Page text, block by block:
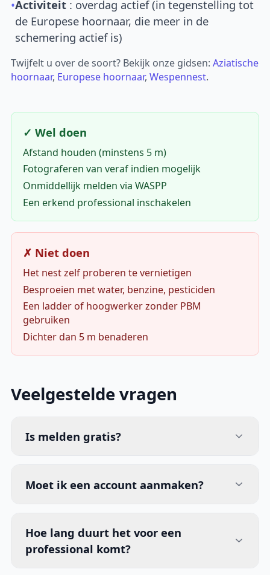
•Activiteit : overdag actief (in tegenstelling tot
de Europese hoornaar, die meer in de
schemering actief is)
Twijfelt u over de soort? Bekijk onze gidsen:Aziatische
hoornaar, Europese hoornaar,Wespennest.
✓ Wel doen
Afstand houden (minstens 5 m)
Fotograferen van veraf indien mogelijk
Onmiddellijk melden via WASPP
Een erkend professional inschakelen
✗ Niet doen
Het nest zelf proberen te vernietigen
Besproeien met water, benzine, pesticiden
Een ladder of hoogwerker zonder PBM
gebruiken
Dichter dan 5 m benaderen
Veelgestelde vragen
Is melden gratis?
Moet ik een account aanmaken?
Hoe lang duurt het voor een
professional komt?